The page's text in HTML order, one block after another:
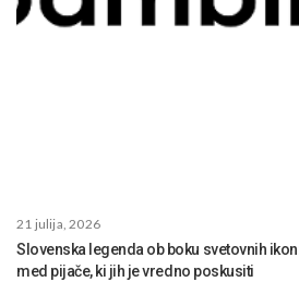
21 julija, 2026
Slovenska legenda ob boku svetovnih
med pijače, ki jih je vredno poskusiti